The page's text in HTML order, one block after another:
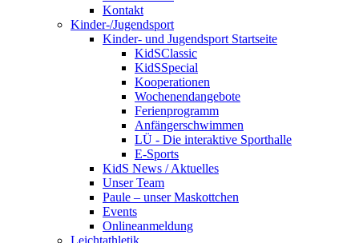
Kontakt
Kinder-/Jugendsport
Kinder- und Jugendsport Startseite
KidSClassic
KidSSpecial
Kooperationen
Wochenendangebote
Ferienprogramm
Anfängerschwimmen
LÜ - Die interaktive Sporthalle
E-Sports
KidS News / Aktuelles
Unser Team
Paule – unser Maskottchen
Events
Onlineanmeldung
Leichtathletik